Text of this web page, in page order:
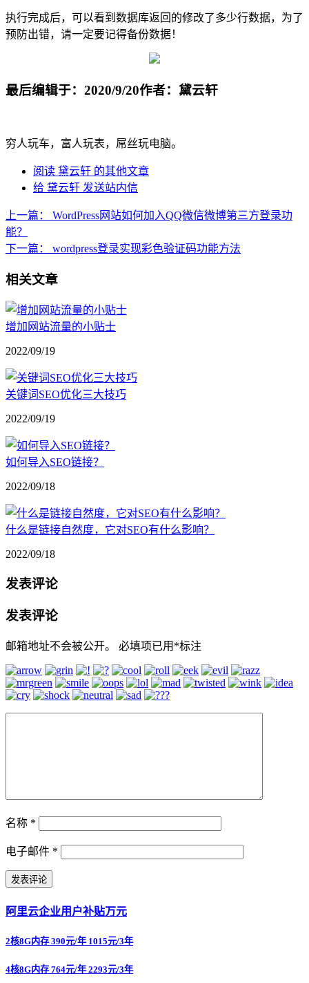
执行完成后，可以看到数据库返回的修改了多少行数据，为了
预防出错，请一定要记得备份数据！
最后编辑于：2020/9/20作者：黛云轩
穷人玩车，富人玩表，屌丝玩电脑。
阅读 黛云轩 的其他文章
给 黛云轩 发送站内信
上一篇：
WordPress网站如何加入QQ微信微博第三方登录功
能？
下一篇：
wordpress登录实现彩色验证码功能方法
相关文章
增加网站流量的小贴士
2022/09/19
关键词SEO优化三大技巧
2022/09/19
如何导入SEO链接？
2022/09/18
什么是链接自然度，它对SEO有什么影响？
2022/09/18
发表评论
发表评论
邮箱地址不会被公开。 必填项已用 *标注
名称 *
电子邮件 *
阿里云企业用户补贴万元
2核8G内存 390元/年 1015元/3年
4核8G内存 764元/年 2293元/3年